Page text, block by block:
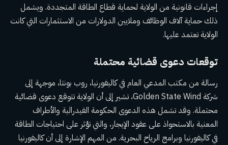
إجراءات قانونية من الولاية لحماية قطاع الطاقة المتجددة. ويشمل
ذلك حماية آلاف الوظائف وملايين الدولارات من الاستثمارات التي كانت
الولاية تعتمد عليها.
توقعات دعوى قضائية محتملة
رسالة من مكتب المدعي العام في كاليفورنيا، روب بونتا، موجهة إلى
شركة Golden State Wind، تشير إلى أن الولاية تتوقع دعوى قضائية
محتملة. وقد تشمل هذه الدعوى الحكومة الفيدرالية والأطراف
المعنية بالاستحواذ على عقود الإيجار، والتي تؤثر على احتياجات الطاقة
في كاليفورنيا وبرامج الرياح البحرية. من المهم الإشارة إلى أن كاليفورنيا